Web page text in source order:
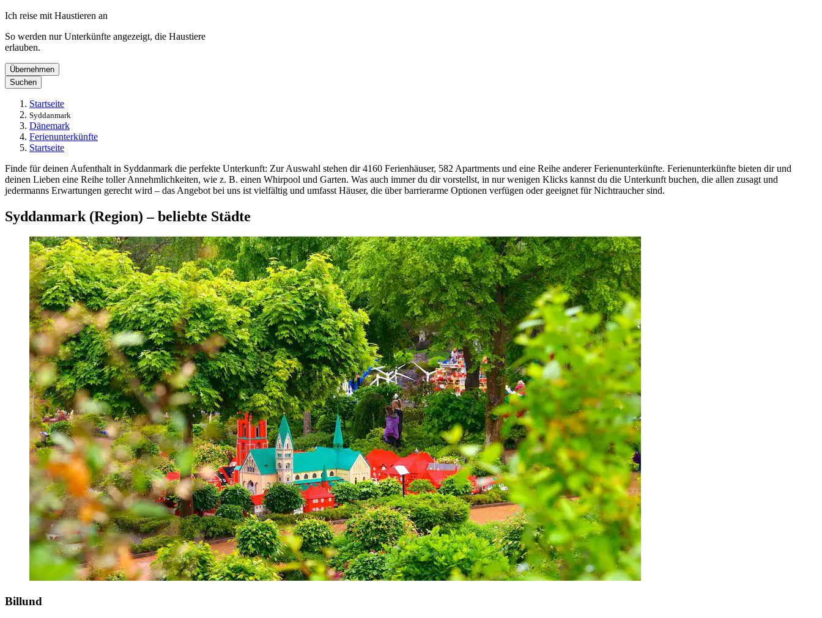
Ich reise mit Haustieren an
So werden nur Unterkünfte angezeigt, die Haustiere
erlauben.
Übernehmen
Suchen
Startseite
Syddanmark
Dänemark
Ferienunterkünfte
Startseite
Finde für deinen Aufenthalt in Syddanmark die perfekte Unterkunft: Zur Auswahl stehen dir 4160 Ferienhäuser, 582 Apartments und eine Reihe anderer Ferienunterkünfte. Ferienunterkünfte bieten dir und
deinen Lieben eine Reihe toller Annehmlichkeiten, wie z. B. einen Whirpool und Garten. Was auch immer du dir vorstellst, in nur wenigen Klicks kannst du die Unterkunft buchen, die allen zusagt und
jedermanns Erwartungen gerecht wird – das Angebot bei uns ist vielfältig und umfasst Häuser, die über barrierarme Optionen verfügen oder geeignet für Nichtraucher sind.
Syddanmark (Region) – beliebte Städte
Billund